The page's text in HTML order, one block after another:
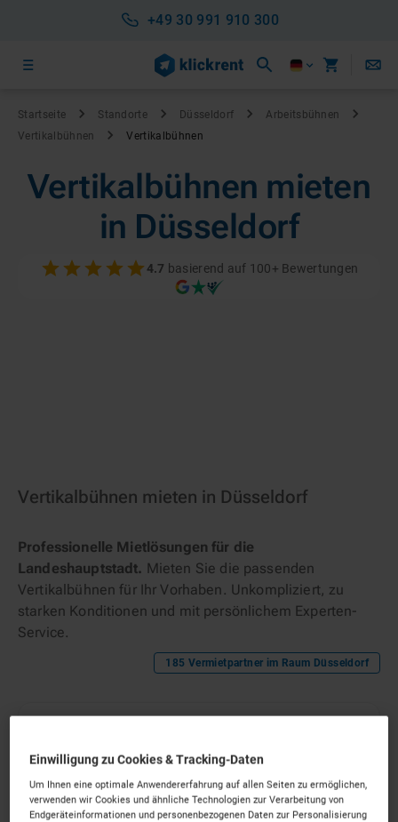
+49 30 991 910 300
Startseite Standorte Düsseldorf
Arbeitsbühnen
Vertikalbühnen
Vertikalbühnen
Vertikalbühnen mieten
in Düsseldorf
4.7 basierend auf 100+ Bewertungen
Vertikalbühnen mieten in Düsseldorf
Professionelle Mietlösungen für die
Landeshauptstadt. Mieten Sie die passenden
Vertikalbühnen für Ihr Vorhaben. Unkompliziert, zu
starken Konditionen und mit persönlichem Experten-
Service.
185 Vermietpartner im Raum Düsseldorf
Einwilligung zu Cookies & Tracking-Daten
Um Ihnen eine optimale Anwendererfahrung auf allen Seiten zu ermöglichen,
verwenden wir Cookies und ähnliche Technologien zur Verarbeitung von
Endgeräteinformationen und personenbezogenen Daten zur Personalisierung